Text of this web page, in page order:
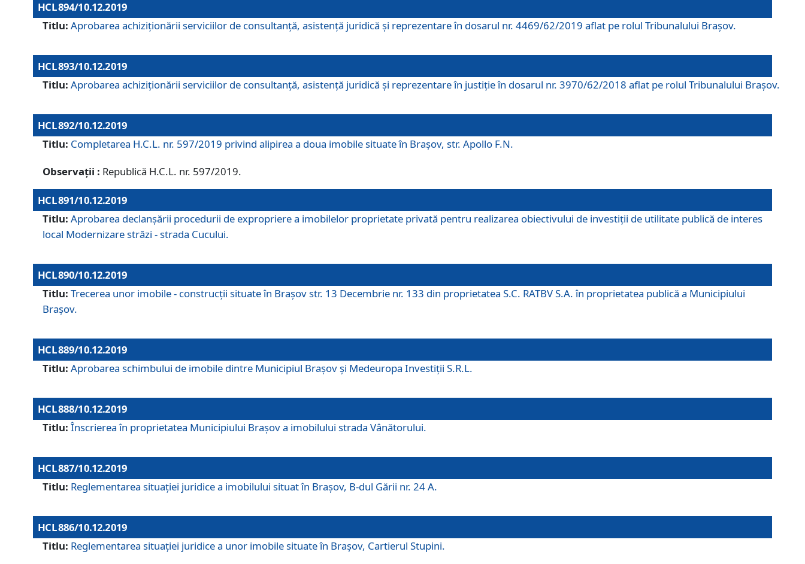
HCL 894/10.12.2019
Titlu: Aprobarea achiziţionării serviciilor de consultanţă, asistenţă juridică şi reprezentare în dosarul nr. 4469/62/2019 aflat pe rolul Tribunalului Braşov.
HCL 893/10.12.2019
Titlu: Aprobarea achiziţionării serviciilor de consultanţă, asistenţă juridică şi reprezentare în justiţie în dosarul nr. 3970/62/2018 aflat pe rolul Tribunalului Braşov.
HCL 892/10.12.2019
Titlu: Completarea H.C.L. nr. 597/2019 privind alipirea a doua imobile situate în Brașov, str. Apollo F.N.
Observații : Republică H.C.L. nr. 597/2019.
HCL 891/10.12.2019
Titlu: Aprobarea declanșării procedurii de expropriere a imobilelor proprietate privată pentru realizarea obiectivului de investiții de utilitate publică de interes
local Modernizare străzi - strada Cucului.
HCL 890/10.12.2019
Titlu: Trecerea unor imobile - construcții situate în Brașov str. 13 Decembrie nr. 133 din proprietatea S.C. RATBV S.A. în proprietatea publică a Municipiului
Brașov.
HCL 889/10.12.2019
Titlu: Aprobarea schimbului de imobile dintre Municipiul Brașov și Medeuropa Investiții S.R.L.
HCL 888/10.12.2019
Titlu: Înscrierea în proprietatea Municipiului Braşov a imobilului strada Vânătorului.
HCL 887/10.12.2019
Titlu: Reglementarea situației juridice a imobilului situat în Brașov, B-dul Gării nr. 24 A.
HCL 886/10.12.2019
Titlu: Reglementarea situaţiei juridice a unor imobile situate în Braşov, Cartierul Stupini.